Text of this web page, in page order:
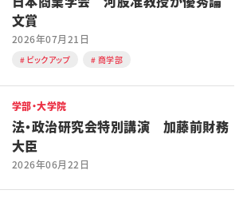
文賞
2026年07月21日
ピックアップ 商学部
学部・大学院
法・政治研究会特別講演 加藤前財務
大臣
2026年06月22日